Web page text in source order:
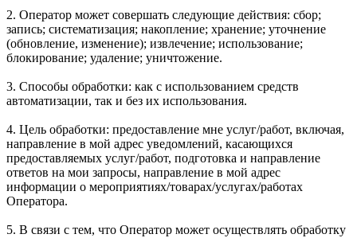
2. Оператор может совершать следующие действия: сбор;
запись; систематизация; накопление; хранение; уточнение
(обновление, изменение); извлечение; использование;
блокирование; удаление; уничтожение.
3. Способы обработки: как с использованием средств
автоматизации, так и без их использования.
4. Цель обработки: предоставление мне услуг/работ, включая,
направление в мой адрес уведомлений, касающихся
предоставляемых услуг/работ, подготовка и направление
ответов на мои запросы, направление в мой адрес
информации о мероприятиях/товарах/услугах/работах
Оператора.
5. В связи с тем, что Оператор может осуществлять обработку